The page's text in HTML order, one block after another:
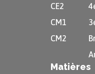
CE2
CM1
CM2
Matières